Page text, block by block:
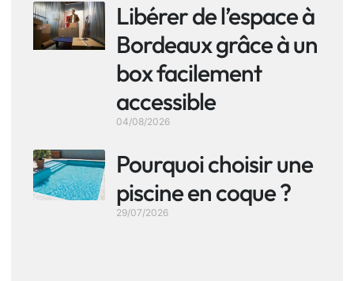
Libérer de l’espace à
Bordeaux grâce à un
box facilement
accessible
04/08/2026
Pourquoi choisir une
piscine en coque ?
29/07/2026